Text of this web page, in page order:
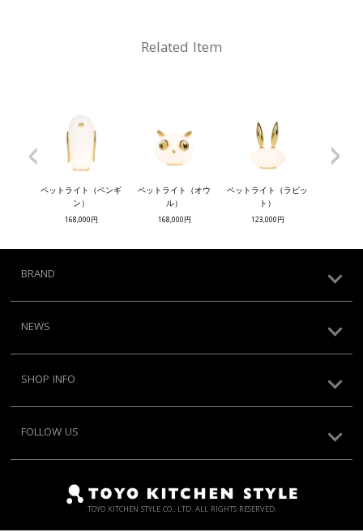
Related Item
ペットライト（ペンギ
ン）
168,000円
ペットライト（オウ
ル）
168,000円
ペットライト（ラビッ
ト）
123,000円
< >
BRAND
NEWS
SHOP INFO
FOLLOW US
TOYO KITCHEN STYLE CO., LTD. ALL RIGHTS RESERVED.